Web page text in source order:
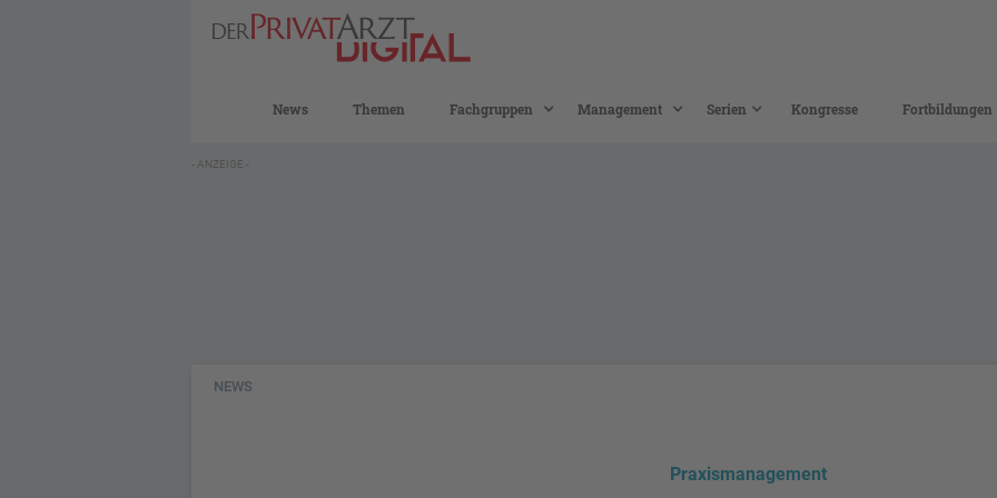
News Themen Fachgruppen Management Serien Kongresse Fortbildungen
- ANZEIGE -
NEWS
Praxismanagement